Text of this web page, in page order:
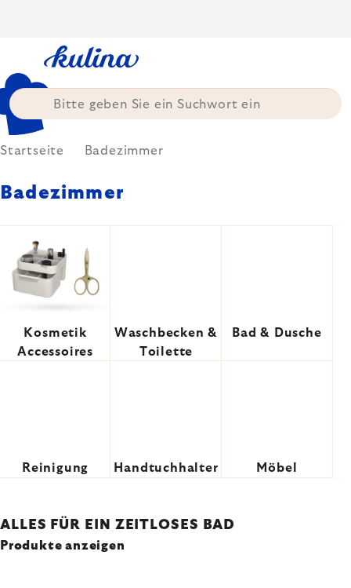
Startseite Badezimmer
Badezimmer
Kosmetik
Accessoires
Waschbecken &
Toilette
Bad & Dusche
Reinigung Handtuchhalter Möbel
ALLES FÜR EIN ZEITLOSES BAD
Produkte anzeigen